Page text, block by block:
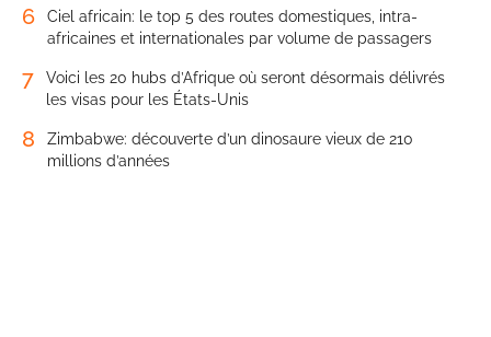
6
Ciel africain: le top 5 des routes domestiques, intra-
africaines et internationales par volume de passagers
7
Voici les 20 hubs d’Afrique où seront désormais délivrés
les visas pour les États-Unis
8
Zimbabwe: découverte d’un dinosaure vieux de 210
millions d’années